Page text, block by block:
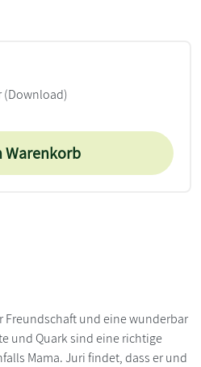
(Download)
Warenkorb
Freundschaft und eine wunderbar
und Quark sind eine richtige
Mama. Juri findet, dass er und